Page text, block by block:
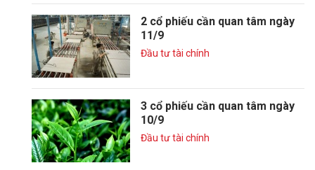
2 cổ phiếu cần quan tâm ngày
11/9
Đầu tư tài chính
3 cổ phiếu cần quan tâm ngày
10/9
Đầu tư tài chính